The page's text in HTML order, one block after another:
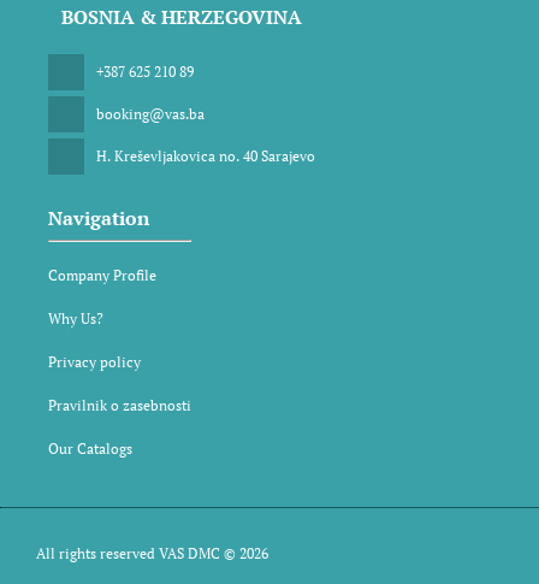
BOSNIA & HERZEGOVINA
+387 625 210 89
booking@vas.ba
H. Kreševljakovica no. 40 Sarajevo
Navigation
Company Profile
Why Us?
Privacy policy
Pravilnik o zasebnosti
Our Catalogs
All rights reserved VAS DMC © 2026